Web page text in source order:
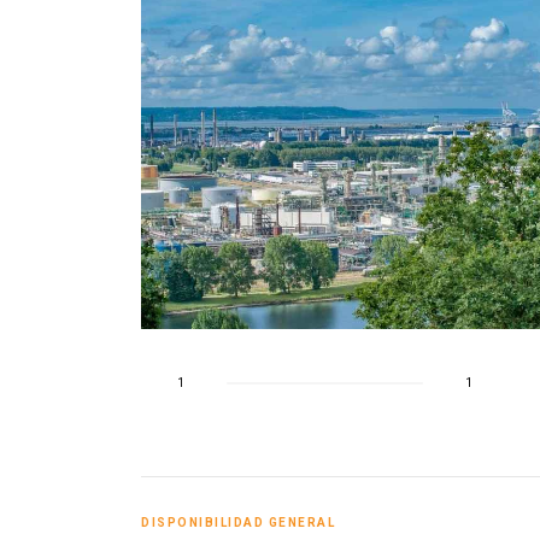
1 1
DISPONIBILIDAD GENERAL